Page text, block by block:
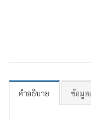
คำอธิบาย ข้อมูล